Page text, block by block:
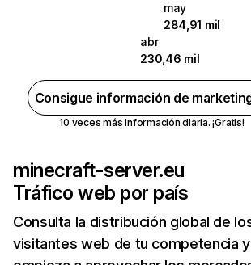
may
284,91 mil
abr
230,46 mil
Consigue información de
10 veces más información diaria. ¡Gratis!
minecraft-server.eu
Tráfico web por país
Consulta la distribución global de
visitantes web de tu competencia y